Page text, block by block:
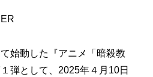
始動した『アニメ「暗殺教
弾として、2025年４月10日